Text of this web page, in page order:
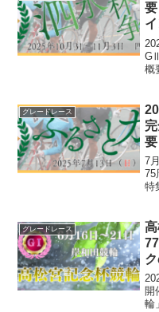
概
グレードレース
7
75
特
ク
グレードレース
開
輪